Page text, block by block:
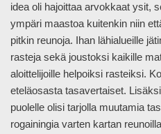
idea oli hajoittaa arvokkaat ysit,
ympäri maastoa kuitenkin niin
pitkin reunoja. Ihan lähialueille
rasteja sekä joustoksi kaikille
aloittelijoille helpoiksi rasteiksi.
eteläosasta tasavertaiset.
puolelle olisi tarjolla muutamia
rogainingia varten kartan